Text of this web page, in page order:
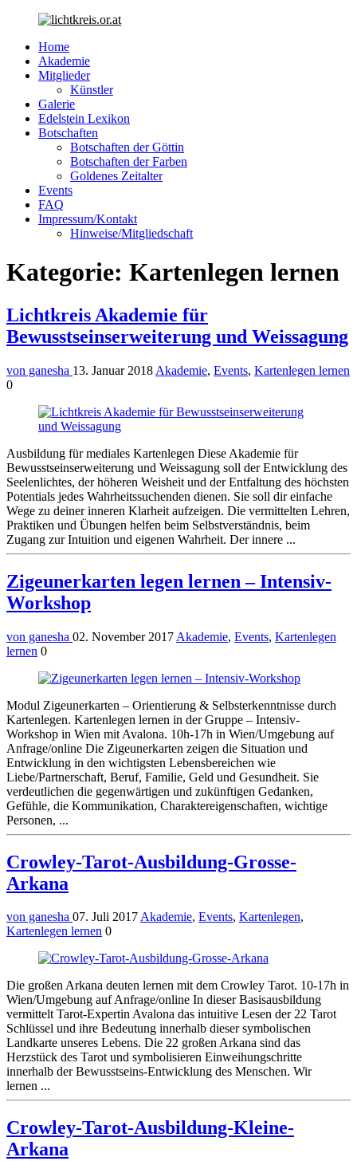
Suche
Home
Akademie
Mitglieder
Künstler
Galerie
Edelstein Lexikon
Botschaften
Botschaften der Göttin
Botschaften der Farben
Goldenes Zeitalter
Events
FAQ
Impressum/Kontakt
Hinweise/Mitgliedschaft
Kategorie: Kartenlegen lernen
Lichtkreis Akademie für
Bewusstseinserweiterung und Weissagung
von ganesha 13. Januar 2018 Akademie, Events, Kartenlegen lernen
0
Ausbildung für mediales Kartenlegen Diese Akademie für
Bewusstseinserweiterung und Weissagung soll der Entwicklung des
Seelenlichtes, der höheren Weisheit und der Entfaltung des höchsten
Potentials jedes Wahrheitssuchenden dienen. Sie soll dir einfache
Wege zu deiner inneren Klarheit aufzeigen. Die vermittelten Lehren,
Praktiken und Übungen helfen beim Selbstverständnis, beim
Zugang zur Intuition und eigenen Wahrheit. Der innere ...
Zigeunerkarten legen lernen – Intensiv-
Workshop
von ganesha 02. November 2017 Akademie, Events, Kartenlegen
lernen 0
Modul Zigeunerkarten – Orientierung & Selbsterkenntnisse durch
Kartenlegen. Kartenlegen lernen in der Gruppe – Intensiv-
Workshop in Wien mit Avalona. 10h-17h in Wien/Umgebung auf
Anfrage/online Die Zigeunerkarten zeigen die Situation und
Entwicklung in den wichtigsten Lebensbereichen wie
Liebe/Partnerschaft, Beruf, Familie, Geld und Gesundheit. Sie
verdeutlichen die gegenwärtigen und zukünftigen Gedanken,
Gefühle, die Kommunikation, Charaktereigenschaften, wichtige
Personen, ...
Crowley-Tarot-Ausbildung-Grosse-
Arkana
von ganesha 07. Juli 2017Akademie, Events, Kartenlegen,
Kartenlegen lernen 0
Die großen Arkana deuten lernen mit dem Crowley Tarot. 10-17h in
Wien/Umgebung auf Anfrage/online In dieser Basisausbildung
vermittelt Tarot-Expertin Avalona das intuitive Lesen der 22 Tarot
Schlüssel und ihre Bedeutung innerhalb dieser symbolischen
Landkarte unseres Lebens. Die 22 großen Arkana sind das
Herzstück des Tarot und symbolisieren Einweihungschritte
innerhalb der Bewusstseins-Entwicklung des Menschen. Wir
lernen ...
Crowley-Tarot-Ausbildung-Kleine-
Arkana